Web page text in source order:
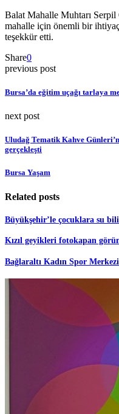
Balat Mahalle Muhtarı Serpil
mahalle için önemli bir
teşekkür etti.
Share0
previous post
Bursa’da eğitim uçağı tarlaya
next post
Uludağ Tematik Kahve
gerçekleşti
Bursa Yaşam
Related posts
Büyükşehir’le çocuklara su
Kızıl geyikleri fotokapan
Bağlaraltı Kadın Spor